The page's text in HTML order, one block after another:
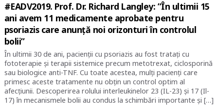
#EADV2019. Prof. Dr. Richard Langley: ”În ultimii 15
ani avem 11 medicamente aprobate pentru
psoriazis care anunță noi orizonturi în controlul
bolii”
În ultimii 30 de ani, pacienții cu psoriazis au fost tratați cu
fototerapie și terapii sistemice precum metotrexat, ciclosporină
sau biologice anti-TNF. Cu toate acestea, mulți pacienți care
primesc aceste tratamente nu obțin un control optim al
afecțiunii. Descoperirea rolului interleukinelor 23 (IL-23) și 17 (Il-
17) în mecanismele bolii au condus la schimbări importante și […]